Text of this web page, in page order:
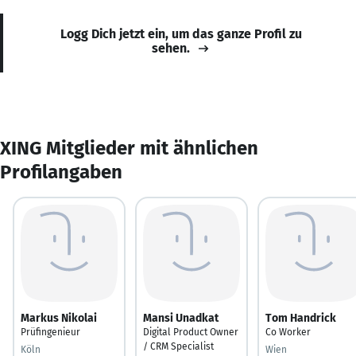
Logg Dich jetzt ein, um das ganze Profil zu
sehen.
XING Mitglieder mit ähnlichen
Profilangaben
Markus Nikolai
Prüfingenieur
Köln
Mansi Unadkat
Digital Product Owner
/ CRM Specialist
Tom Handrick
Co Worker
Wien